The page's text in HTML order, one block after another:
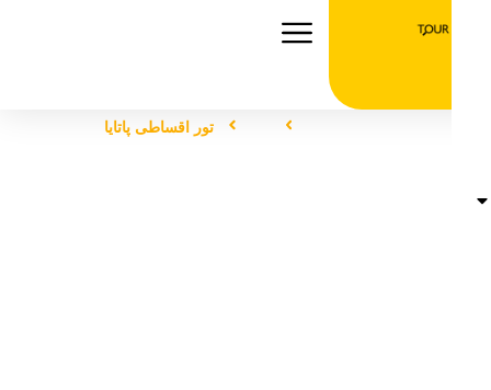
تور تور اقساطی پاتایا